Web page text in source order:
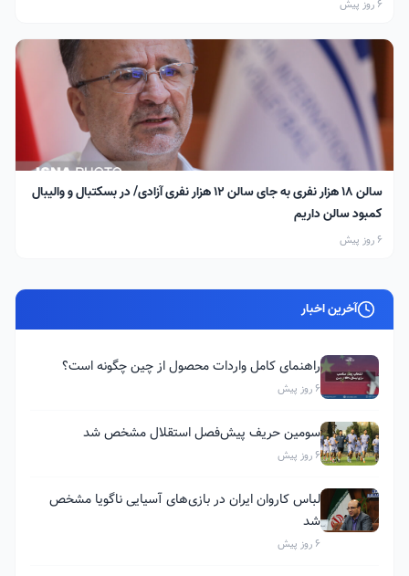
6 روز پیش
سالن ۱۸ هزار نفری به جای سالن ۱۲ هزار نفری آزادی/ در بسکتبال و والیبال
کمبود سالن داریم
6 روز پیش
آخرین اخبار
راهنمای کامل واردات محصول از چین چگونه است؟
6 روز پیش
سومین حریف پیش‌فصل استقلال مشخص شد
6 روز پیش
لباس کاروان ایران در بازی‌های آسیایی ناگویا مشخص
شد
6 روز پیش